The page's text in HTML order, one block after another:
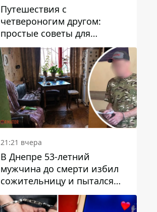
Путешествия с
четвероногим другом:
простые советы для
поездок с животными
21:21 вчера
В Днепре 53-летний
мужчина до смерти избил
сожительницу и пытался
скрыть преступление:
детали